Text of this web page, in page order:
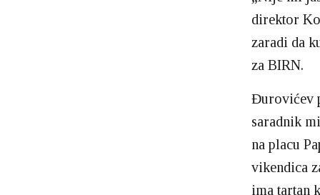
direktor
zaradi da
za BIRN.
Đurovićev
saradnik
na placu
vikendica
ima tartan